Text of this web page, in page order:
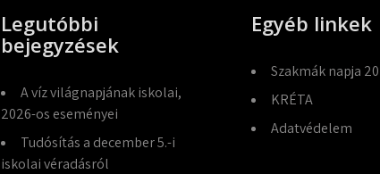
Legutóbbi
bejegyzések
A víz világnapjának iskolai,
2026-os eseményei
Tudósítás a december 5.-i
iskolai véradásról
Egyéb linkek
Szakmák napja
KRÉTA
Adatvédelem